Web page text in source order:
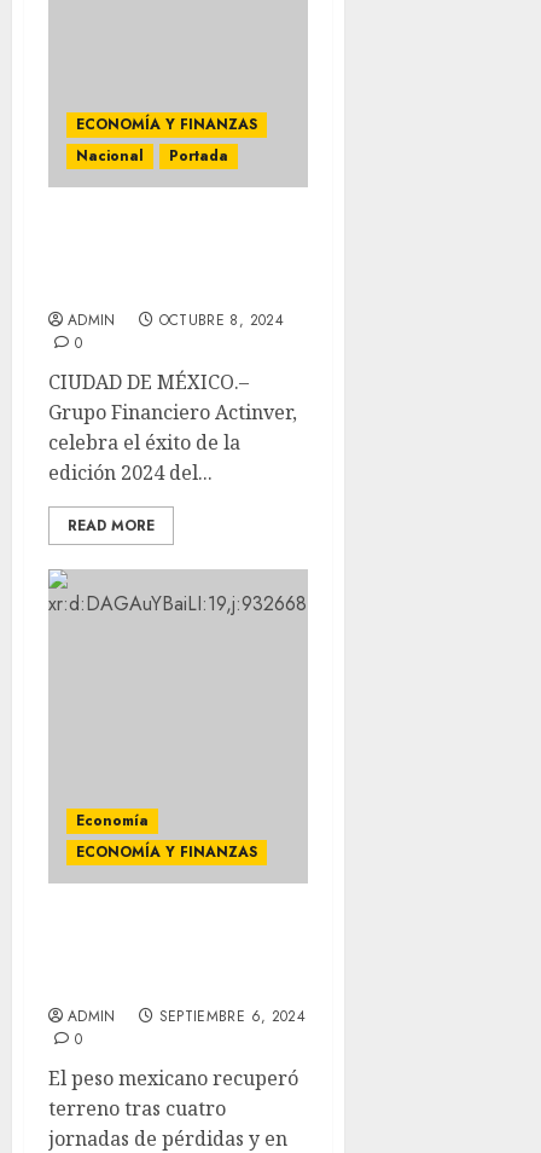
ECONOMÍA Y FINANZAS
Nacional
Portada
ADMIN
OCTUBRE 8, 2024
0
CIUDAD DE MÉXICO.–
Grupo Financiero Actinver,
celebra el éxito de la
edición 2024 del...
READ MORE
Economía
ECONOMÍA Y FINANZAS
ADMIN
SEPTIEMBRE 6, 2024
0
El peso mexicano recuperó
terreno tras cuatro
jornadas de pérdidas y en